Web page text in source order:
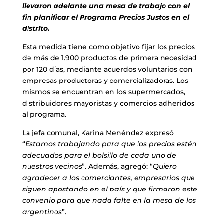
llevaron adelante una mesa de trabajo con el
fin planificar el Programa Precios Justos en el
distrito.
Esta medida tiene como objetivo fijar los precios
de más de 1.900 productos de primera necesidad
por 120 días, mediante acuerdos voluntarios con
empresas productoras y comercializadoras. Los
mismos se encuentran en los supermercados,
distribuidores mayoristas y comercios adheridos
al programa.
La jefa comunal, Karina Menéndez expresó
“Estamos trabajando para que los precios estén
adecuados para el bolsillo de cada uno de
nuestros vecinos”. Además, agregó: “Quiero
agradecer a los comerciantes, empresarios que
siguen apostando en el país y que firmaron este
convenio para que nada falte en la mesa de los
argentinos”.